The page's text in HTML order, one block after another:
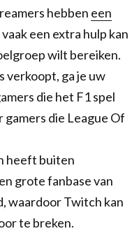
hebben een
een extra hulp kan
wilt bereiken.
verkoopt, ga je uw
die het F1 spel
gamers die League Of
heeft buiten
grote fanbase van
waardoor Twitch kan
te breken.